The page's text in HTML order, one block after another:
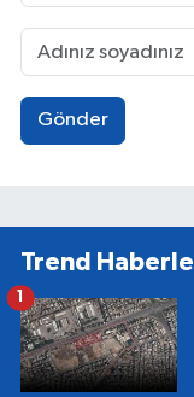
Gönder
Trend
1